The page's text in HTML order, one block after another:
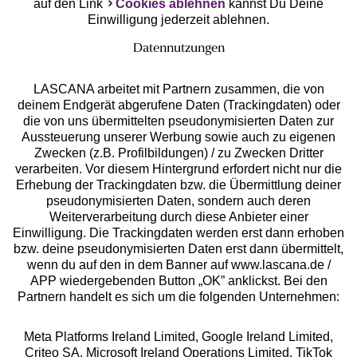
Services
Beratung
Über uns
Rechtliches
Alle Preise inkl. MwSt., zzgl.
Versandkosten
auf den Link
Cookies ablehnen kannst Du Deine
Einwilligung jederzeit ablehnen.
Datennutzungen
LASCANA arbeitet mit Partnern zusammen, die von
deinem Endgerät abgerufene Daten (Trackingdaten) oder
die von uns übermittelten pseudonymisierten Daten zur
Aussteuerung unserer Werbung sowie auch zu eigenen
Zwecken (z.B. Profilbildungen) / zu Zwecken Dritter
verarbeiten. Vor diesem Hintergrund erfordert nicht nur die
Erhebung der Trackingdaten bzw. die Übermittlung deiner
pseudonymisierten Daten, sondern auch deren
Weiterverarbeitung durch diese Anbieter einer
Einwilligung. Die Trackingdaten werden erst dann erhoben
bzw. deine pseudonymisierten Daten erst dann übermittelt,
wenn du auf den in dem Banner auf www.lascana.de /
APP wiedergebenden Button „OK” anklickst. Bei den
Partnern handelt es sich um die folgenden Unternehmen:
Meta Platforms Ireland Limited, Google Ireland Limited,
Criteo SA, Microsoft Ireland Operations Limited, TikTok